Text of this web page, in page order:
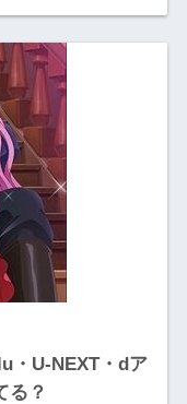
・U-NEXT・dア
る？